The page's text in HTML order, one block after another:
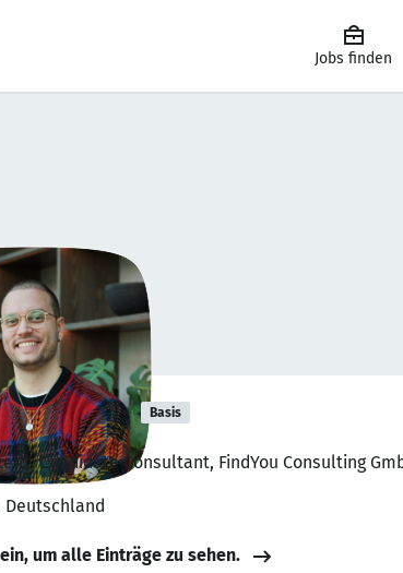
Jobs finden
Krakau Basis
Candidate Consultant, FindYou Consulting
Deutschland
um alle Einträge zu sehen.